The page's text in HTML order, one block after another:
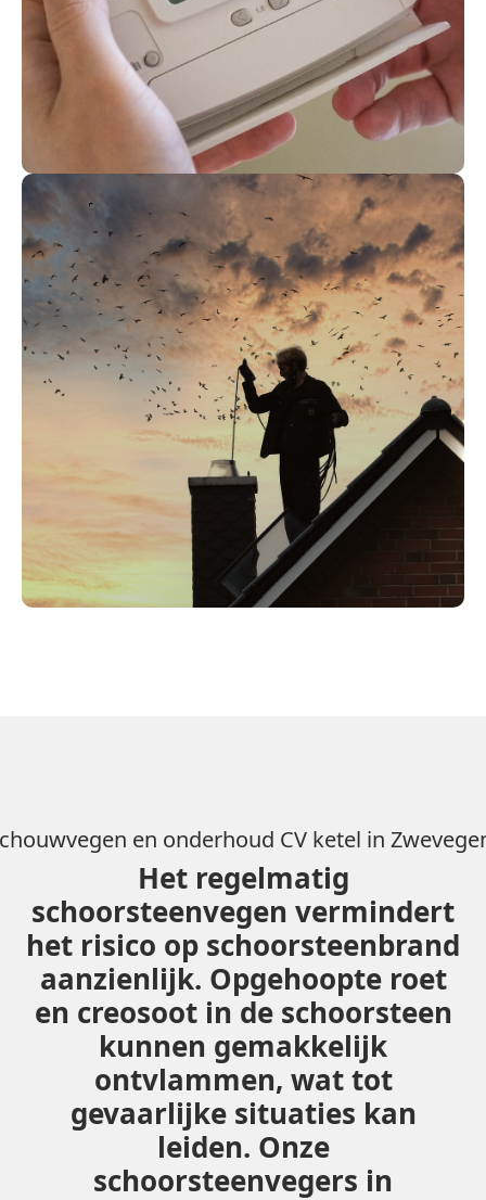
en onderhoud CV ketel in
Het regelmatig
schoorsteenvegen vermindert
het risico op schoorsteenbrand
aanzienlijk. Opgehoopte roet
en creosoot in de schoorsteen
kunnen gemakkelijk
ontvlammen, wat tot
gevaarlijke situaties kan
leiden. Onze
schoorsteenvegers in